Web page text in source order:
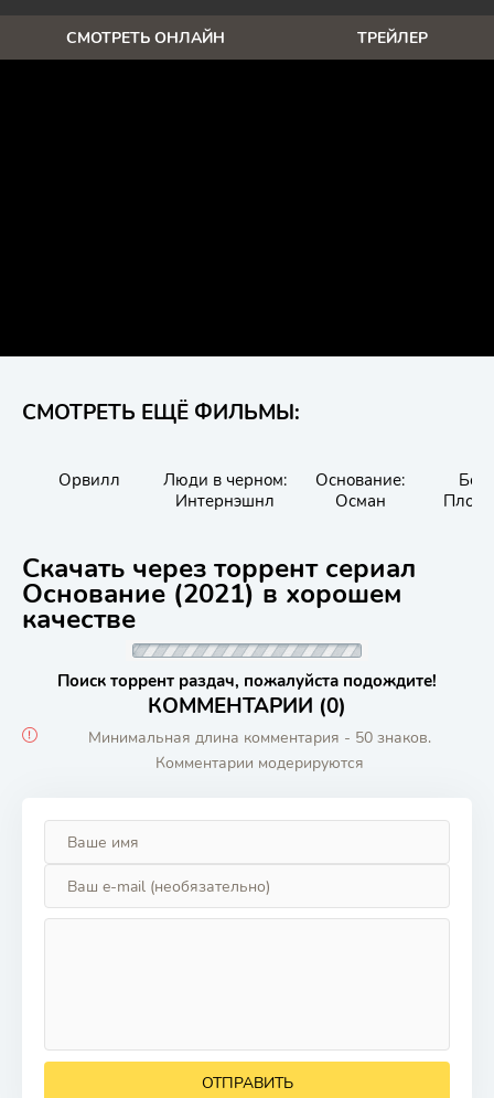
СМОТРЕТЬ ОНЛАЙН ТРЕЙЛЕР
СМОТРЕТЬ ЕЩЁ ФИЛЬМЫ:
Орвилл
Люди в черном:
Интернэшнл
Основание:
Осман
Скачать через торрент сериал
Основание (2021) в хорошем
качестве
Поиск торрент раздач, пожалуйста подождите!
КОММЕНТАРИИ (0)
Минимальная длина комментария - 50 знаков.
Комментарии модерируются
ОТПРАВИТЬ